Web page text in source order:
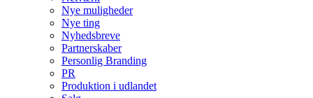
Nye muligheder
Nye ting
Nyhedsbreve
Partnerskaber
Personlig Branding
PR
Produktion i udlandet